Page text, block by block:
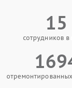
15
сотрудников в